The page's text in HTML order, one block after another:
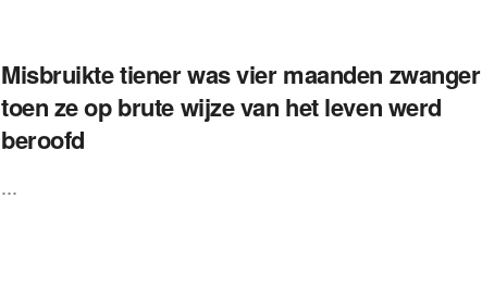
Misbruikte tiener was vier maanden zwanger
toen ze op brute wijze van het leven werd
beroofd
...